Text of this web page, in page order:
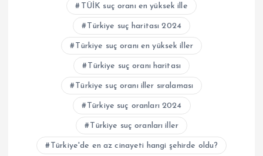
TÜİK suç oranı en yüksek ille
Türkiye suç haritası 2024
Türkiye suç oranı en yüksek iller
Türkiye suç oranı haritası
Türkiye suç oranı iller sıralaması
Türkiye suç oranları 2024
Türkiye suç oranları iller
Türkiye'de en az cinayeti hangi şehirde oldu?